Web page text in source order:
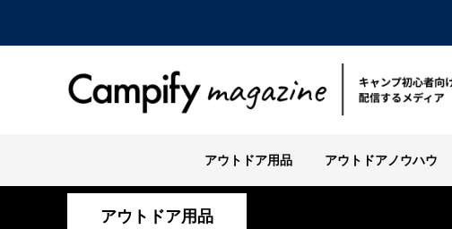
アウトドア用品 アウトドアノウハウ
アウトドア用品